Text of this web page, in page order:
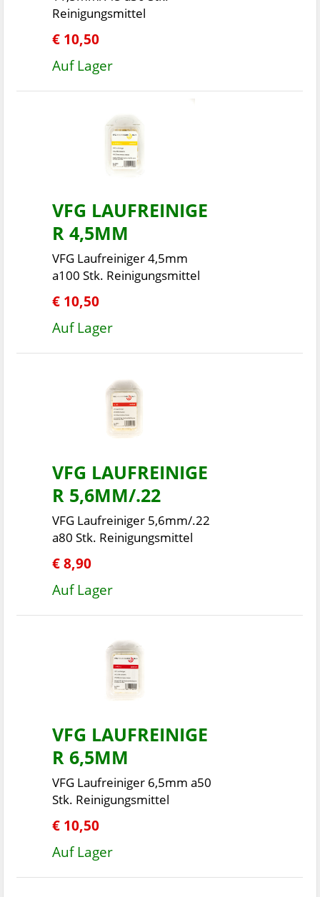
Reinigungsmittel
€ 10,50
Auf Lager
VFG LAUFREINIGE
R 4,5MM
VFG Laufreiniger 4,5mm
a100 Stk. Reinigungsmittel
€ 10,50
Auf Lager
VFG LAUFREINIGE
R 5,6MM/.22
VFG Laufreiniger 5,6mm/.22
a80 Stk. Reinigungsmittel
€ 8,90
Auf Lager
VFG LAUFREINIGE
R 6,5MM
VFG Laufreiniger 6,5mm a50
Stk. Reinigungsmittel
€ 10,50
Auf Lager